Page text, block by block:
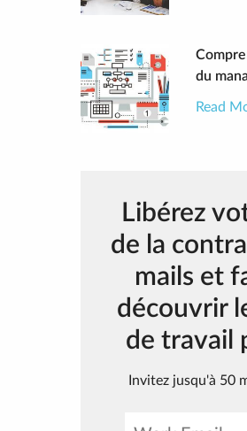
du
Read
Libérez
de la
mails et
découvrir
de travail
Invitez jusqu'à 50